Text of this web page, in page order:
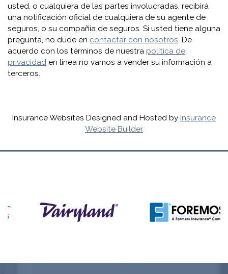
usted, o cualquiera de las partes involucradas, recibirá
una notificación oficial de cualquiera de su agente de
seguros, o su compañía de seguros. Si usted tiene alguna
pregunta, no dude en contactar con nosotros. De
acuerdo con los términos de nuestra política de
privacidad en línea no vamos a vender su información a
terceros.
Insurance Websites Designed and Hosted by Insurance
Website Builder